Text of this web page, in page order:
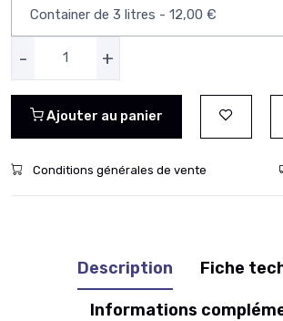
- +
Ajouter au panier
Conditions générales de vente
Description Fiche
Informations